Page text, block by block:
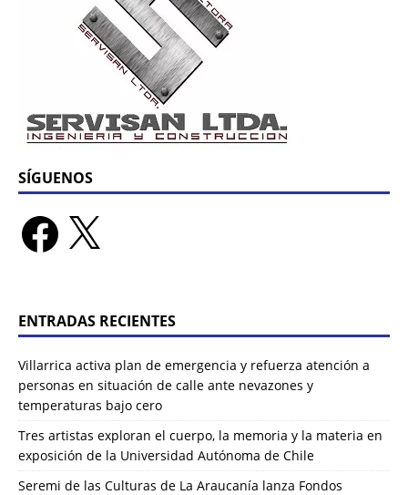
SÍGUENOS
ENTRADAS RECIENTES
Villarrica activa plan de emergencia y refuerza atención a
personas en situación de calle ante nevazones y
temperaturas bajo cero
Tres artistas exploran el cuerpo, la memoria y la materia en
exposición de la Universidad Autónoma de Chile
Seremi de las Culturas de La Araucanía lanza Fondos